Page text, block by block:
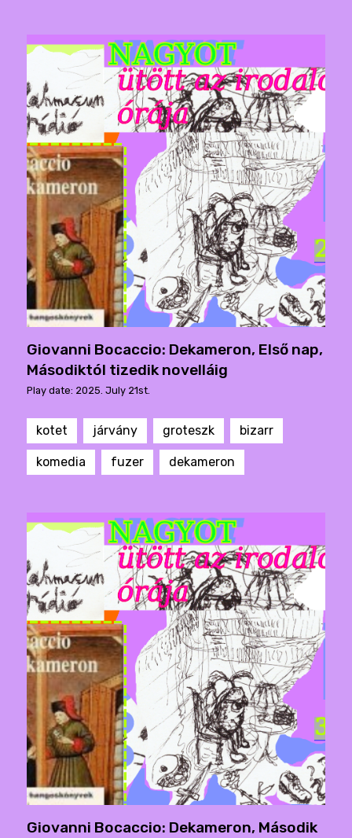
Giovanni Bocaccio: Dekameron, Első nap,
Másodiktól tizedik novelláig
Play date: 2025. July 21st.
kotet járvány groteszk bizarr
komedia fuzer dekameron
Giovanni Bocaccio: Dekameron, Második